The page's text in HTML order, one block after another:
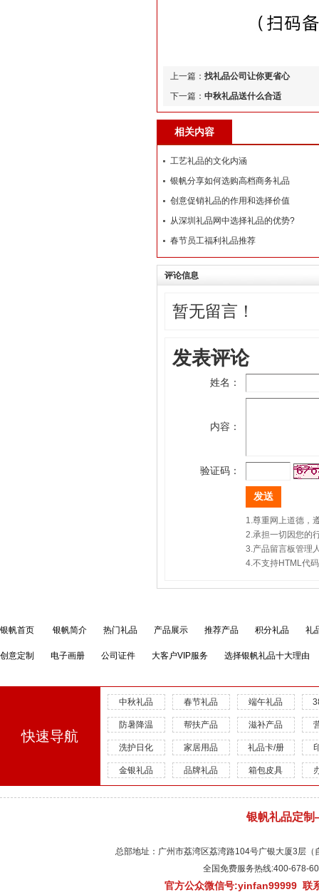
上一篇： 找礼品公司让你更省心
下一篇： 中秋礼品送什么合适
相关内容
工艺礼品的文化内涵
银帆分享如何选购高档商务礼品
创意促销礼品的作用和选择价值
从深圳礼品网中选择礼品的优势?
春节员工福利礼品推荐
评论信息
暂无留言！
发表评论
姓名：
内容：
验证码：
1.尊重网上道德，
2.承担一切因您的
3.产品留言板管理
4.不支持HTML代
银帆首页 银帆简介 热门礼品 产品展示 推荐产品 积分礼品 礼
创意定制 电子画册 公司证件 大客户VIP服务 选择银帆礼品十大理由
快速导航
中秋礼品 春节礼品 端午礼品
防暑降温 帮扶产品 滋补产品
洗护日化 家居用品 礼品卡/册
金银礼品 品牌礼品 箱包皮具
银帆礼品定
总部地址：广州市荔湾区荔湾路104号广银大厦3层
全国免费服务热线:400-
官方公众微信号:yinfan99999 联